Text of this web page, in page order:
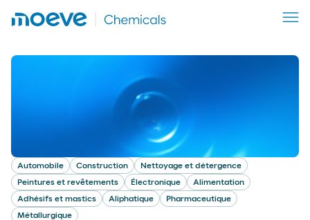
Automobile Construction
Nettoyage et détergence
Peintures et revêtements
Électronique
Alimentation
Adhésifs et mastics
Aliphatique
Pharmaceutique
Métallurgique